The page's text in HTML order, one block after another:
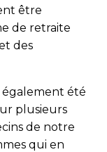
être
de retraite
des
également été
plusieurs
de notre
qui en